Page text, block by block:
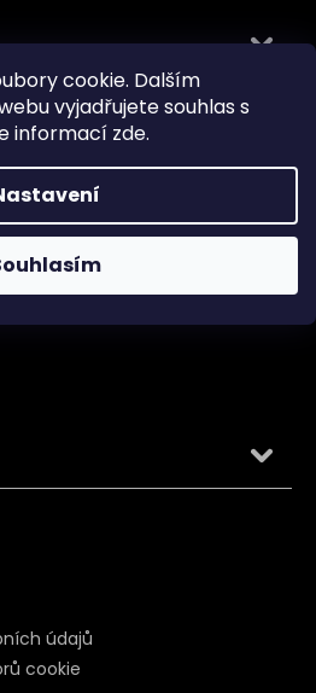
cookie. Dalším
vyjadřujete souhlas s
informací zde.
údajů
cookie